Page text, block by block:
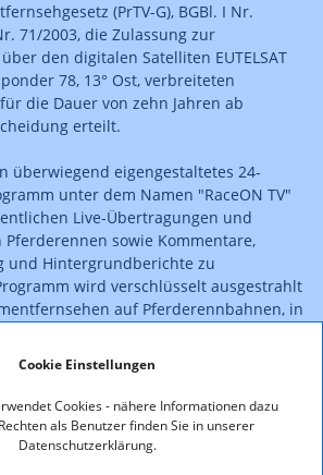
Cookie Einstellungen
Cookies - nähere Informationen dazu
als Benutzer finden Sie in unserer
Datenschutzerklärung.
(PrTV-G), BGBl. I Nr.
71/2003, die Zulassung zur
den digitalen Satelliten EUTELSAT
78, 13° Ost, verbreiteten
die Dauer von zehn Jahren ab
erteilt.
überwiegend eigengestaltetes 24-
unter dem Namen "RaceON TV"
Live-Übertragungen und
sowie Kommentare,
und Hintergrundberichte zu
wird verschlüsselt ausgestrahlt
auf Pferderennbahnen, in
sein. Es enthält weiters ein